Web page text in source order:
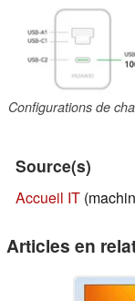
Configurations de
Source(s)
Accueil IT
Articles en